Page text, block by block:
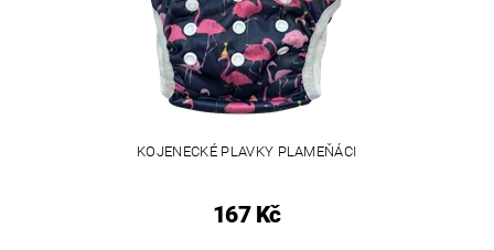
KOJENECKÉ PLAVKY PLAMEŇÁCI
167 Kč